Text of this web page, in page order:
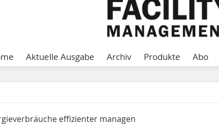
Aktuelle Ausgabe Archiv Produkte Abo
effizienter managen